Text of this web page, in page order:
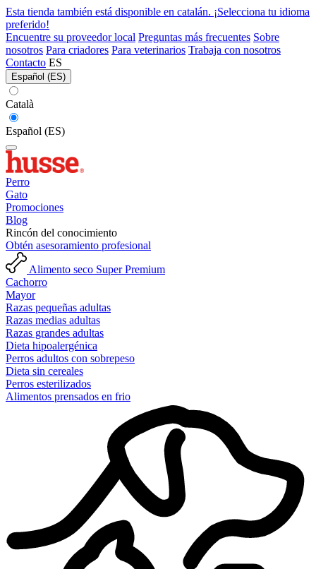
Esta tienda también está disponible en catalán. ¡Selecciona tu idioma
preferido!
Encuentre su proveedor local Preguntas más frecuentes Sobre
nosotros Para criadores Para veterinarios Trabaja con nosotros
Contacto ES
Español (ES)
Català
Español (ES)
Perro
Gato
Promociones
Blog
Rincón del conocimiento
Obtén asesoramiento profesional
Alimento seco Super Premium
Cachorro
Mayor
Razas pequeñas adultas
Razas medias adultas
Razas grandes adultas
Dieta hipoalergénica
Perros adultos con sobrepeso
Dieta sin cereales
Perros esterilizados
Alimentos prensados en frio